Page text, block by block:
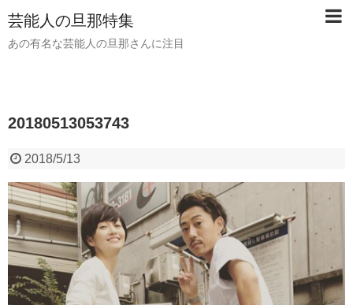
芸能人の旦那特集
あの有名な芸能人の旦那さんに注目
20180513053743
2018/5/13